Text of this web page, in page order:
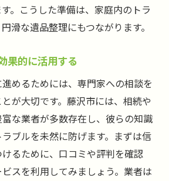
。こうした準備は、家庭内のトラ
滑な遺品整理にもつながります。
果的に活用する
めるためには、専門家への相談を
が大切です。藤沢市には、相続や
な業者が多数存在し、彼らの知識
ブルを未然に防げます。まずは信
るために、口コミや評判を確認
スを利用してみましょう。業者は